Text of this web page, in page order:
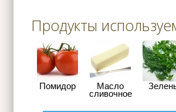
Продукты
Помидор Масло
сливочное